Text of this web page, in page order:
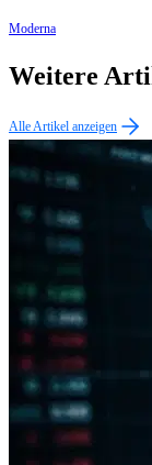
Moderna
Weitere
Alle Artikel anzeigen